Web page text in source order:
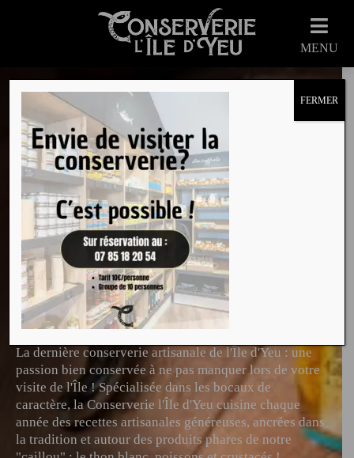
MENU
La dernière
conserverie
de l’île d’Yeu, des
produits
authentiques & bruts
de caractère
La dernière conserverie artisanale de l'Île d'Yeu : une
passion bien conservée à ne pas manquer lors de votre
visite de l'Île ! Spécialisée dans les bocaux de
caractère, la Conserverie l'Île d'Yeu cuisine chaque
année des recettes artisanales généreuses, ancrées dans
la tradition et autour des produits phares de notre
FERMER